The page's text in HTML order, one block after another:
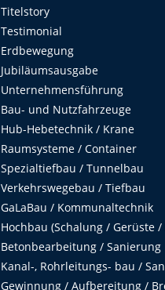
Titelstory
Testimonial
Erdbewegung
Jubiläumsausgabe
Unternehmensführung
Bau- und Nutzfahrzeuge
Hub-Hebetechnik / Krane
Raumsysteme / Container
Spezialtiefbau / Tunnelbau
Verkehrswegebau / Tiefbau
GaLaBau / Kommunaltechnik
Hochbau (Schalung / Gerüste /
Betonbearbeitung / Sanierung
Kanal-, Rohrleitungs- bau /
Gewinnung / Aufbereitung /